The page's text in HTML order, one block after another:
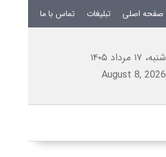
صفحه اصلی تبلیغات تماس با ما
شنبه، ۱۷ مرداد ۱۴۰۵
August 8, 2026